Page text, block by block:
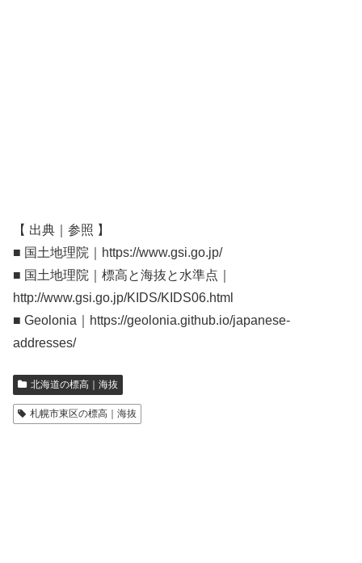
【 出典｜参照 】
■ 国土地理院｜https://www.gsi.go.jp/
■ 国土地理院｜標高と海抜と水準点｜
http://www.gsi.go.jp/KIDS/KIDS06.html
■ Geolonia｜https://geolonia.github.io/japanese-
addresses/
北海道の標高｜海抜
札幌市東区の標高｜海抜